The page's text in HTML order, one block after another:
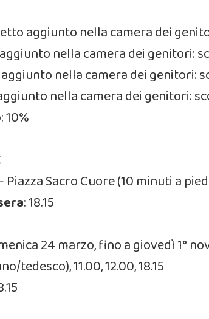
aggiunto nella camera dei
nella camera dei genitori:
aggiunto nella camera dei genitori:
nella camera dei genitori:
Piazza Sacro Cuore (10 minuti a
:18.15
24 marzo, fino a giovedì 1°
tedesco), 11.00, 12.00, 18.15